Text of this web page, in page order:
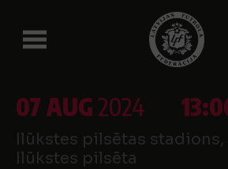
07 AUG2024
Ilūkstes pilsētas stadions,
Ilūkstes pilsēta